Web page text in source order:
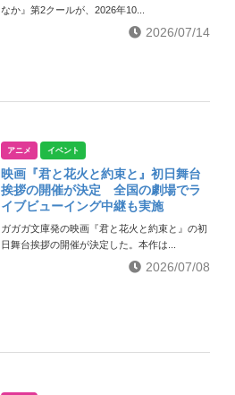
なか』第2クールが、2026年10...
2026/07/14
アニメ イベント
映画『君と花火と約束と』初日舞台
挨拶の開催が決定 全国の劇場でラ
イブビューイング中継も実施
ガガガ文庫発の映画『君と花火と約束と』の初
日舞台挨拶の開催が決定した。本作は...
2026/07/08